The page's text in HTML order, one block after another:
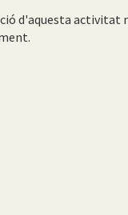
d'aquesta activitat